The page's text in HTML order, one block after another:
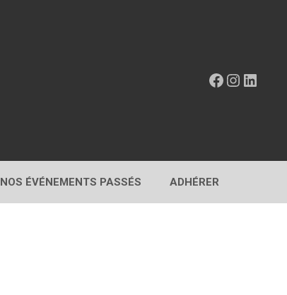
Facebook
NOS ÉVÉNEMENTS PASSÉS ADHÉRER